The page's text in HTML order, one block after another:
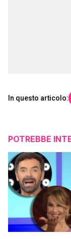
In questo articolo:
POTREBBE